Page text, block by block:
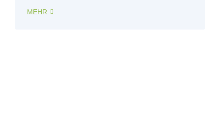
MEHR